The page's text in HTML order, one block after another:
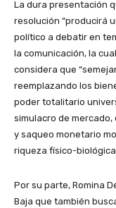
La dura presentación
resolución “producirá
político a debatir en
la comunicación, la
considera que
reemplazando los
poder totalitario
simulacro de mercado,
y saqueo monetario
riqueza físico-biológica
Por su parte, Romina
Baja que también